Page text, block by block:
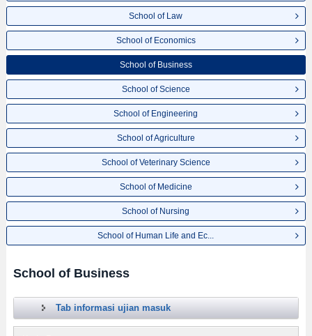
School of Law
School of Economics
School of Business
School of Science
School of Engineering
School of Agriculture
School of Veterinary Science
School of Medicine
School of Nursing
School of Human Life and Ec...
School of Business
Tab informasi ujian masuk